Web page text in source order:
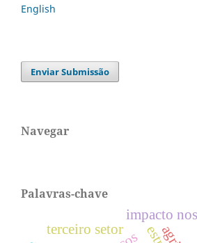
English
Enviar Submissão
Navegar
Palavras-chave
impacto
terceiro setor